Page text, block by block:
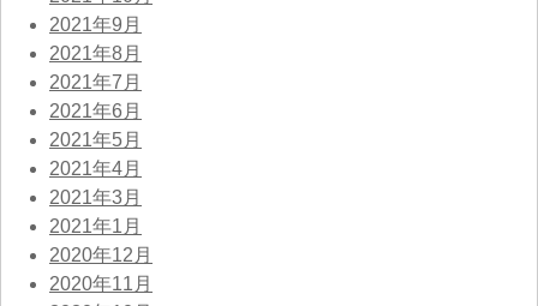
2021年9月
2021年8月
2021年7月
2021年6月
2021年5月
2021年4月
2021年3月
2021年1月
2020年12月
2020年11月